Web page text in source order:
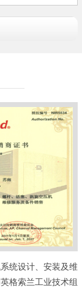
统设计、安装及维
格索兰工业技术组